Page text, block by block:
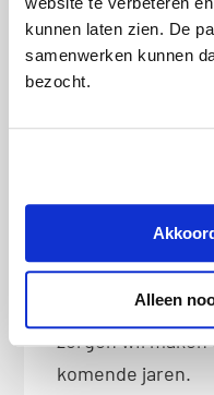
kunnen laten zien. De
samenwerken kunnen
bezocht.
Alleen
ander contract.
met een 1-jarig
profiteren van de
Kies je voor een
jaar, dan heb je
ideaal als je
energieprijzen
zorgen wil
komende jaren.